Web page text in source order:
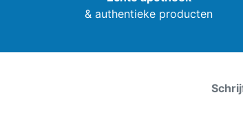
& authentieke producten